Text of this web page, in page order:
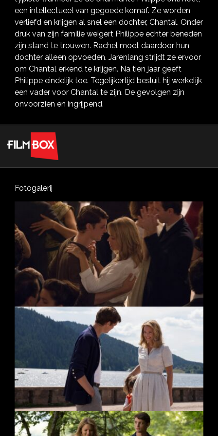
een intellectueel van gegoede komaf. Ze worden
verliefd en krijgen al snel een dochter, Chantal. Onder
druk van zijn familie weigert Philippe echter beneden
zijn stand te trouwen. Rachel moet daardoor hun
dochter alleen opvoeden. Jarenlang strijdt ze ervoor
om Chantal erkend te krijgen. Na tien jaar geeft
Philippe eindelijk toe. Tegelijkertijd besluit hij werkelijk
een vader voor Chantal te zijn. De gevolgen zijn
onvoorzien en ingrijpend.
Fotogalerij